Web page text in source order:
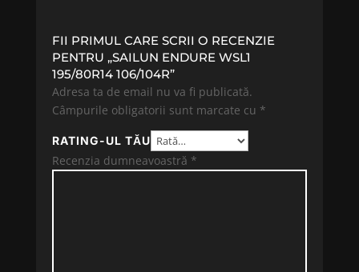
FII PRIMUL CARE SCRII O RECENZIE
PENTRU „SAILUN ENDURE WSL1
195/80R14 106/104R”
Adresa ta de email nu va fi publicată.
Câmpurile obligatorii sunt marcate cu *
RATING-UL TĂU
Recenzia dumneavoastră *